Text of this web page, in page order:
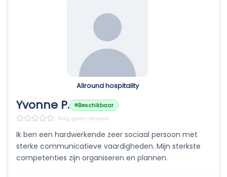
Allround hospitality
Yvonne P.
Beschikbaar
Nog geen reviews
Ik ben een hardwerkende zeer sociaal persoon met
sterke communicatieve vaardigheden. Mijn sterkste
competenties zijn organiseren en plannen.